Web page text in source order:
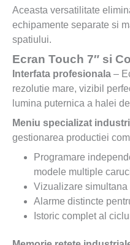
Aceasta versatilitate
echipamente separate si
spatiului.
Ecran Touch 7″ si
Interfata profesionala –
rezolutie mare, vizibil
lumina puternica a halei
Meniu specializat
gestionarea productiei
Programare
modele multiple
Vizualizare simultana
Alarme distincte
Istoric complet al